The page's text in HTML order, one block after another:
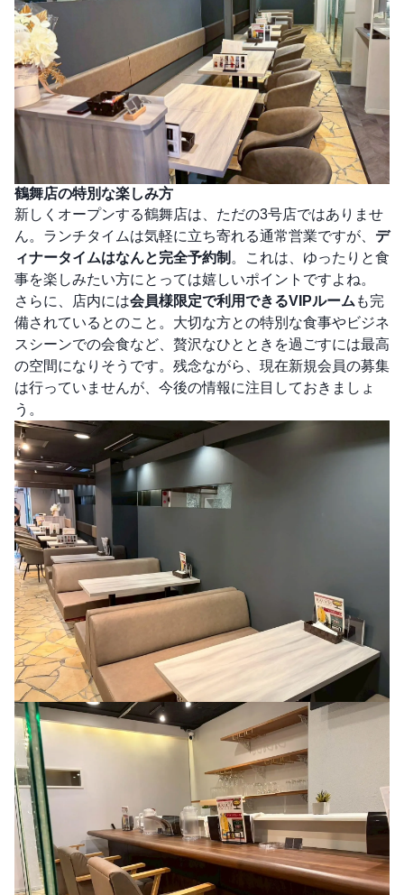
鶴舞店の特別な楽しみ方
新しくオープンする鶴舞店は、ただの3号店ではありませ
ん。ランチタイムは気軽に立ち寄れる通常営業ですが、 デ
ィナータイムはなんと完全予約制 。これは、ゆったりと食
事を楽しみたい方にとっては嬉しいポイントですよね。
さらに、店内には会員様限定で利用できるVIPルーム も完
備されているとのこと。大切な方との特別な食事やビジネ
スシーンでの会食など、贅沢なひとときを過ごすには最高
の空間になりそうです。残念ながら、現在新規会員の募集
は行っていませんが、今後の情報に注目しておきましょ
う。